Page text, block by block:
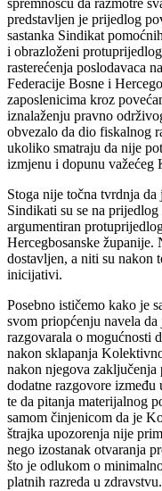
spremnošću da razmotre
predstavljen je prijedlog
sastanka Sindikat
i obrazloženi
rasterećenja poslodavaca
Federacije Bosne i
zaposlenicima kroz
iznalaženju pravno
obvezalo da dio fiskalnog
ukoliko smatraju da nije
izmjenu i dopunu važećeg
Stoga nije točna tvrdnja
Sindikati su se na
argumentiran
Hercegbosanske
dostavljen, a niti su nakon
inicijativi.
Posebno ističemo kako je
svom priopćenju navela
razgovarala o mogućnosti
nakon sklapanja
nakon njegova
dodatne razgovore
te da pitanja materijalnog
samom činjenicom da je
štrajka upozorenja nije
nego izostanak otvaranja
što je odlukom o
platnih razreda u zdravstvu.